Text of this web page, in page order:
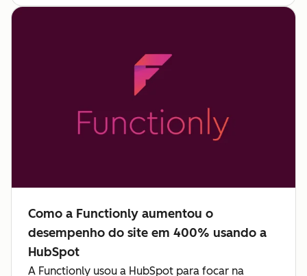
Como a Functionly aumentou o
desempenho do site em 400% usando a
HubSpot
A Functionly usou a HubSpot para focar na